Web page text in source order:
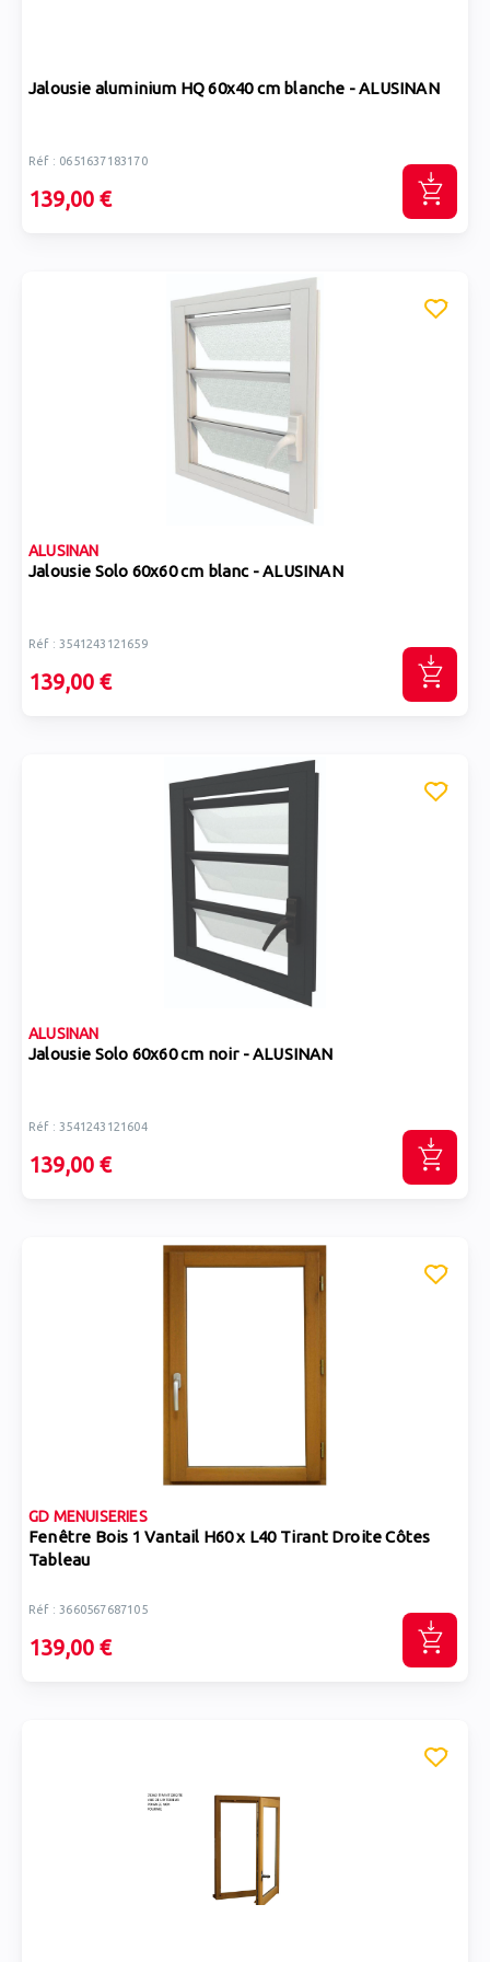
Jalousie aluminium HQ 60x40 cm blanche - ALUSINAN
Réf : 0651637183170
139,00 €
ALUSINAN
Jalousie Solo 60x60 cm blanc - ALUSINAN
Réf : 3541243121659
139,00 €
ALUSINAN
Jalousie Solo 60x60 cm noir - ALUSINAN
Réf : 3541243121604
139,00 €
GD MENUISERIES
Fenêtre Bois 1 Vantail H60 x L40 Tirant Droite Côtes
Tableau
Réf : 3660567687105
139,00 €